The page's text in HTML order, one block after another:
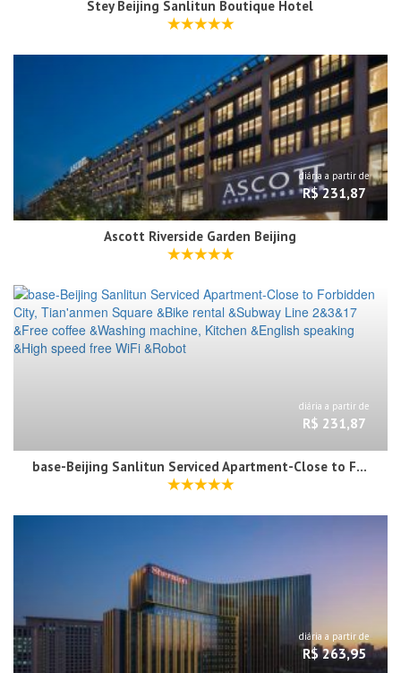
Stey Beijing Sanlitun Boutique Hotel
diária a partir de
R$ 231,87
Ascott Riverside Garden Beijing
diária a partir de
R$ 231,87
base-Beijing Sanlitun Serviced Apartment-Close to Forbidden City, Tian'anmen Square &Bike rental &Subway Line 2&3&17 &Free coffee &Washing machine, Kitchen &English speaking &High speed free WiFi &Robot
diária a partir de
R$ 263,95